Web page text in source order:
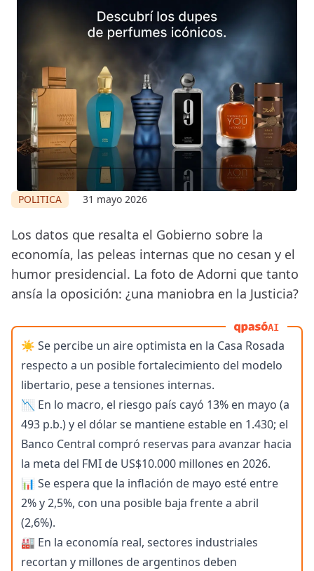
POLITICA 31 mayo 2026
Los datos que resalta el Gobierno sobre la
economía, las peleas internas que no cesan y el
humor presidencial. La foto de Adorni que tanto
ansía la oposición: ¿una maniobra en la Justicia?
AI
☀️ Se percibe un aire optimista en la Casa Rosada
respecto a un posible fortalecimiento del modelo
libertario, pese a tensiones internas.
📉 En lo macro, el riesgo país cayó 13% en mayo (a
493 p.b.) y el dólar se mantiene estable en 1.430; el
Banco Central compró reservas para avanzar hacia
la meta del FMI de US$10.000 millones en 2026.
📊 Se espera que la inflación de mayo esté entre
2% y 2,5%, con una posible baja frente a abril
(2,6%).
🏭 En la economía real, sectores industriales
recortan y millones de argentinos deben